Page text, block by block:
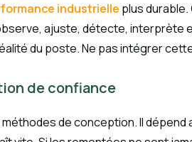
industrielle plus
ajuste, détecte,
du poste. Ne pas intégrer
de confiance
de conception. Il dépend